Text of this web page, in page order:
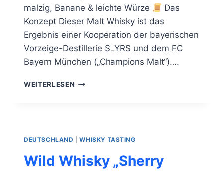
malzig, Banane & leichte Würze
Das
Konzept Dieser Malt Whisky ist das
Ergebnis einer Kooperation der bayerischen
Vorzeige-Destillerie SLYRS und dem FC
Bayern München („Champions Malt“)….
WEITERLESEN SLYRS
DEUTSCHLAND |WHISKY TASTING
Wild Whisky „Sherry